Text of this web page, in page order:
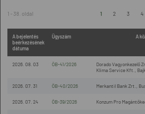
1 - 38. oldal 1 2 3 4
A bejelentés
beérkezésének
dátuma
Ügyszám A
2026. 08. 03 ÖB-41/2026
Dorado Vagyonkezelő
Klima Service Kft.,
2026. 07. 31 ÖB-40/2026 Merkantil Bank Zrt.,
2026. 07. 24 ÖB-39/2026 Konzum Pro